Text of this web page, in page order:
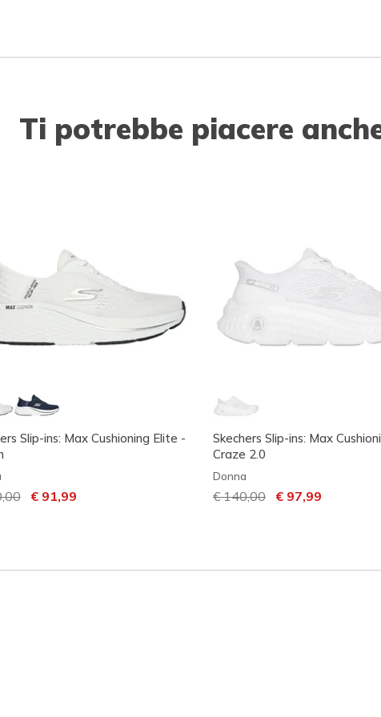
Ti potrebbe piacere
Slip-ins: Max Cushioning Elite -
ridotto da
per€ 91,99
Skechers Slip-ins: Max
Craze 2.0
Donna
Prezzo ridotto da
€ 140,00 per
€ 97,99